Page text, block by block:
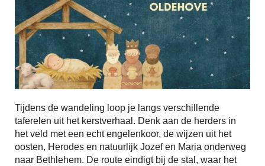
Tijdens de wandeling loop je langs verschillende
taferelen uit het kerstverhaal. Denk aan de herders in
het veld met een echt engelenkoor, de wijzen uit het
oosten, Herodes en natuurlijk Jozef en Maria onderweg
naar Bethlehem. De route eindigt bij de stal, waar het